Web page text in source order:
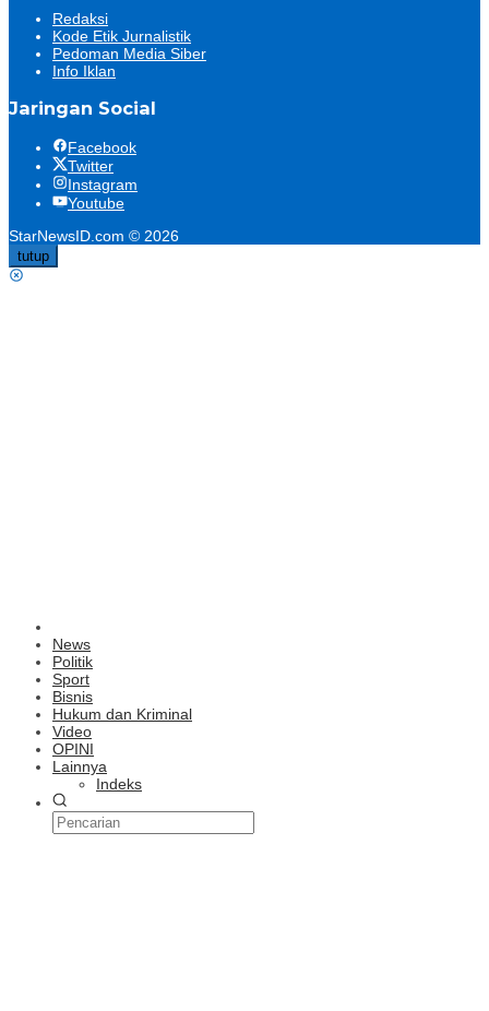
Redaksi
Kode Etik Jurnalistik
Pedoman Media Siber
Info Iklan
Jaringan Social
Facebook
Twitter
Instagram
Youtube
StarNewsID.com © 2026
tutup
News
Politik
Sport
Bisnis
Hukum dan Kriminal
Video
OPINI
Lainnya
Indeks